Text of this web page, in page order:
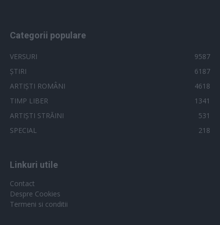
Categorii populare
VERSURI
9587
ȘTIRI
6187
ARTIȘTI ROMÂNI
4618
TIMP LIBER
1341
ARTIȘTI STRĂINI
531
SPECIAL
218
Linkuri utile
Contact
Despre Cookies
Termeni si conditii